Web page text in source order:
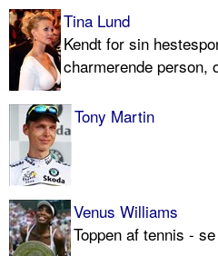
Tina Lund
Kendt for sin
charmerende person,
Tony Martin
Venus Williams
Toppen af tennis -